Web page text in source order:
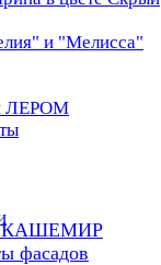
и "Мелисса"
ЛЕРОМ
КАШЕМИР
фасадов